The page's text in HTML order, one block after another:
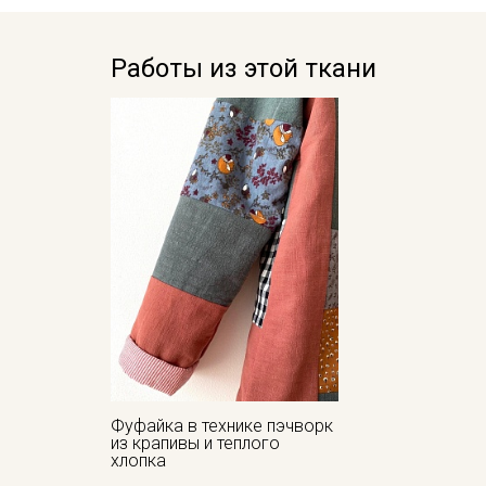
Работы из этой ткани
Фуфайка в технике пэчворк
из крапивы и теплого
хлопка